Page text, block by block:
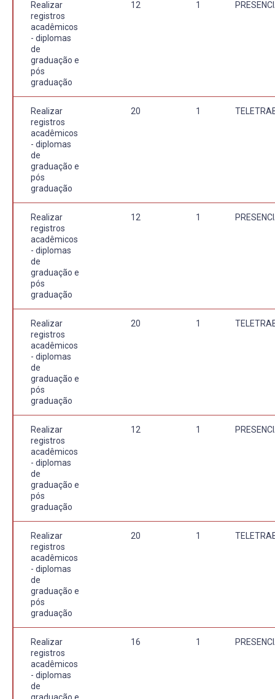
Realizar
registros
acadêmicos
- diplomas
de
graduação e
pós
graduação
12 1
Realizar
registros
acadêmicos
- diplomas
de
graduação e
pós
graduação
20 1
Realizar
registros
acadêmicos
- diplomas
de
graduação e
pós
graduação
12 1
Realizar
registros
acadêmicos
- diplomas
de
graduação e
pós
graduação
20 1
Realizar
registros
acadêmicos
- diplomas
de
graduação e
pós
graduação
12 1
Realizar
registros
acadêmicos
- diplomas
de
graduação e
pós
graduação
20 1
Realizar
registros
acadêmicos
- diplomas
de
16 1